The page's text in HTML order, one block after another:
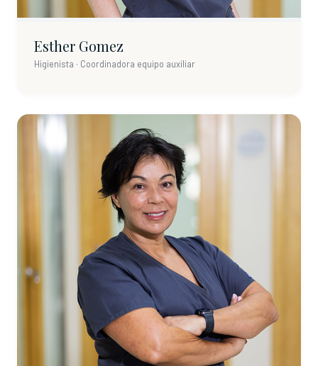
Esther Gomez
Higienista · Coordinadora equipo auxiliar